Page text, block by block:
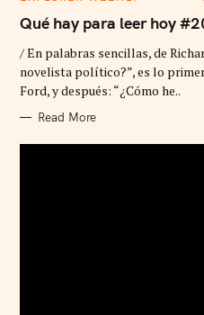
T
E
O
I
E
Qué hay para leer hoy
/ En palabras sencillas, de
novelista político?”, es lo
Ford, y después: “¿Cómo he..
Read More